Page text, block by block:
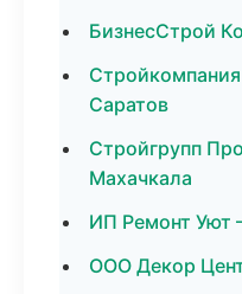
БизнесСтрой
Саратов
Стройгрупп
Махачкала
ИП Ремонт Уют
ООО Декор